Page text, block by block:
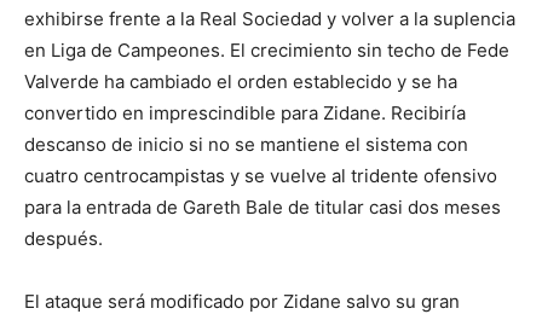
exhibirse frente a la Real Sociedad y volver a la suplencia
en Liga de Campeones. El crecimiento sin techo de Fede
Valverde ha cambiado el orden establecido y se ha
convertido en imprescindible para Zidane. Recibiría
descanso de inicio si no se mantiene el sistema con
cuatro centrocampistas y se vuelve al tridente ofensivo
para la entrada de Gareth Bale de titular casi dos meses
después.
El ataque será modificado por Zidane salvo su gran